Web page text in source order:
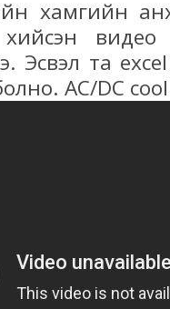
хамгийн
Эсвэл та
AC/DC